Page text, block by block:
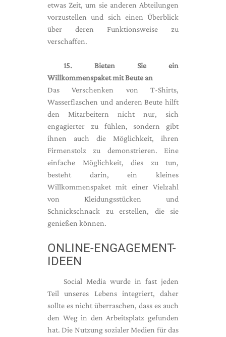
etwas Zeit, um sie anderen Abteilungen
vorzustellen und sich einen Überblick
über deren Funktionsweise zu
verschaffen.
15. Bieten Sie ein
Willkommenspaket mit Beute an
Das Verschenken von T-Shirts,
Wasserflaschen und anderen Beute hilft
den Mitarbeitern nicht nur, sich
engagierter zu fühlen, sondern gibt
ihnen auch die Möglichkeit, ihren
Firmenstolz zu demonstrieren. Eine
einfache Möglichkeit, dies zu tun,
besteht darin, ein kleines
Willkommenspaket mit einer Vielzahl
von Kleidungsstücken und
Schnickschnack zu erstellen, die sie
genießen können.
ONLINE-ENGAGEMENT-
IDEEN
Social Media wurde in fast jeden
Teil unseres Lebens integriert, daher
sollte es nicht überraschen, dass es auch
den Weg in den Arbeitsplatz gefunden
hat. Die Nutzung sozialer Medien für das